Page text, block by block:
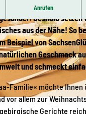
Anrufen
und saisonale Zutaten
Deshalb
aus der Nähe! So
Beispiel von
Geschmack
und schmeckt
Familie« möchte Ihnen
vor allem zur
Gerichte